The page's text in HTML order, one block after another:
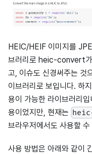
HEIC/HEIF 이미지를
브러리로 heic-convert가
고, 이슈도 신경써주는 것
이브러리로 보입니다. 하
용이 가능한 라이브러리
용이었지만, 현재는
브라우저에서도 사용할
사용 방법은 아래와 같이